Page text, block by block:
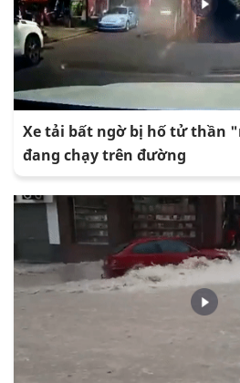
Xe tải bất ngờ bị hố tử thần
đang chạy trên đường